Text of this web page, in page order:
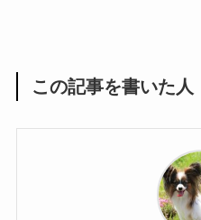
この記事を書いた人